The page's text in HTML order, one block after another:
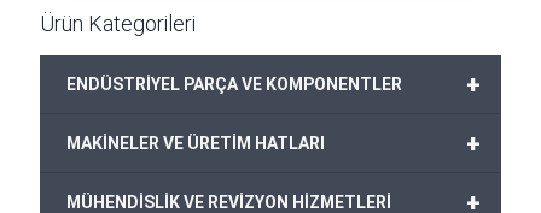
Ürün Kategorileri
+
ENDÜSTRİYEL PARÇA VE KOMPONENTLER
+
MAKİNELER VE ÜRETİM HATLARI
+
MÜHENDİSLİK VE REVİZYON HİZMETLERİ